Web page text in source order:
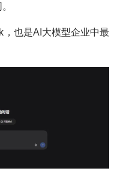
也是AI大模型企业中最